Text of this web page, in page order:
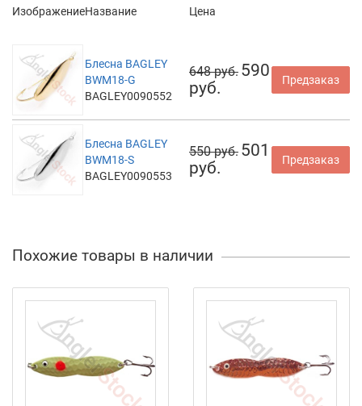
ИзображениеНазвание Цена
Блесна BAGLEY
BWM18-G
BAGLEY0090552
648 руб. 590
руб.
Предзаказ
Блесна BAGLEY
BWM18-S
BAGLEY0090553
550 руб. 501
руб.
Предзаказ
Похожие товары в наличии